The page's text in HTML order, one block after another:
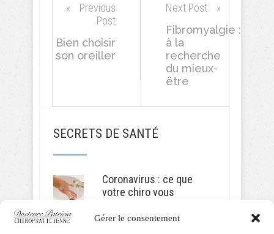
Gérer le consentement
SECRETS DE SANTÉ
Coronavirus : ce que
votre chiro vous
mars 23, 2020
Previous
Post
Bien choisir
son oreiller
Next Post
Fibromyalgie :
à la
recherche
du mieux-
être